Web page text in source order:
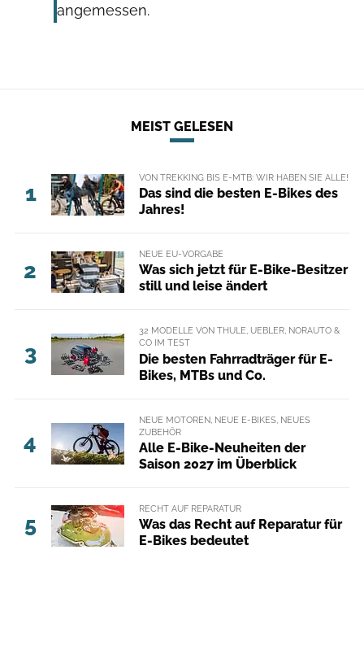
angemessen.
MEIST GELESEN
1
VON TREKKING BIS E-MTB: WIR HABEN SIE ALLE!
Das sind die besten E-Bikes des
Jahres!
2
NEUE EU-VORGABE
Was sich jetzt für E-Bike-Besitzer
still und leise ändert
3
32 MODELLE VON THULE, UEBLER, NORAUTO &
CO IM TEST
Die besten Fahrradträger für E-
Bikes, MTBs und Co.
4
NEUE MOTOREN, NEUE E-BIKES, NEUES
ZUBEHÖR
Alle E-Bike-Neuheiten der
Saison 2027 im Überblick
5
RECHT AUF REPARATUR
Was das Recht auf Reparatur für
E-Bikes bedeutet